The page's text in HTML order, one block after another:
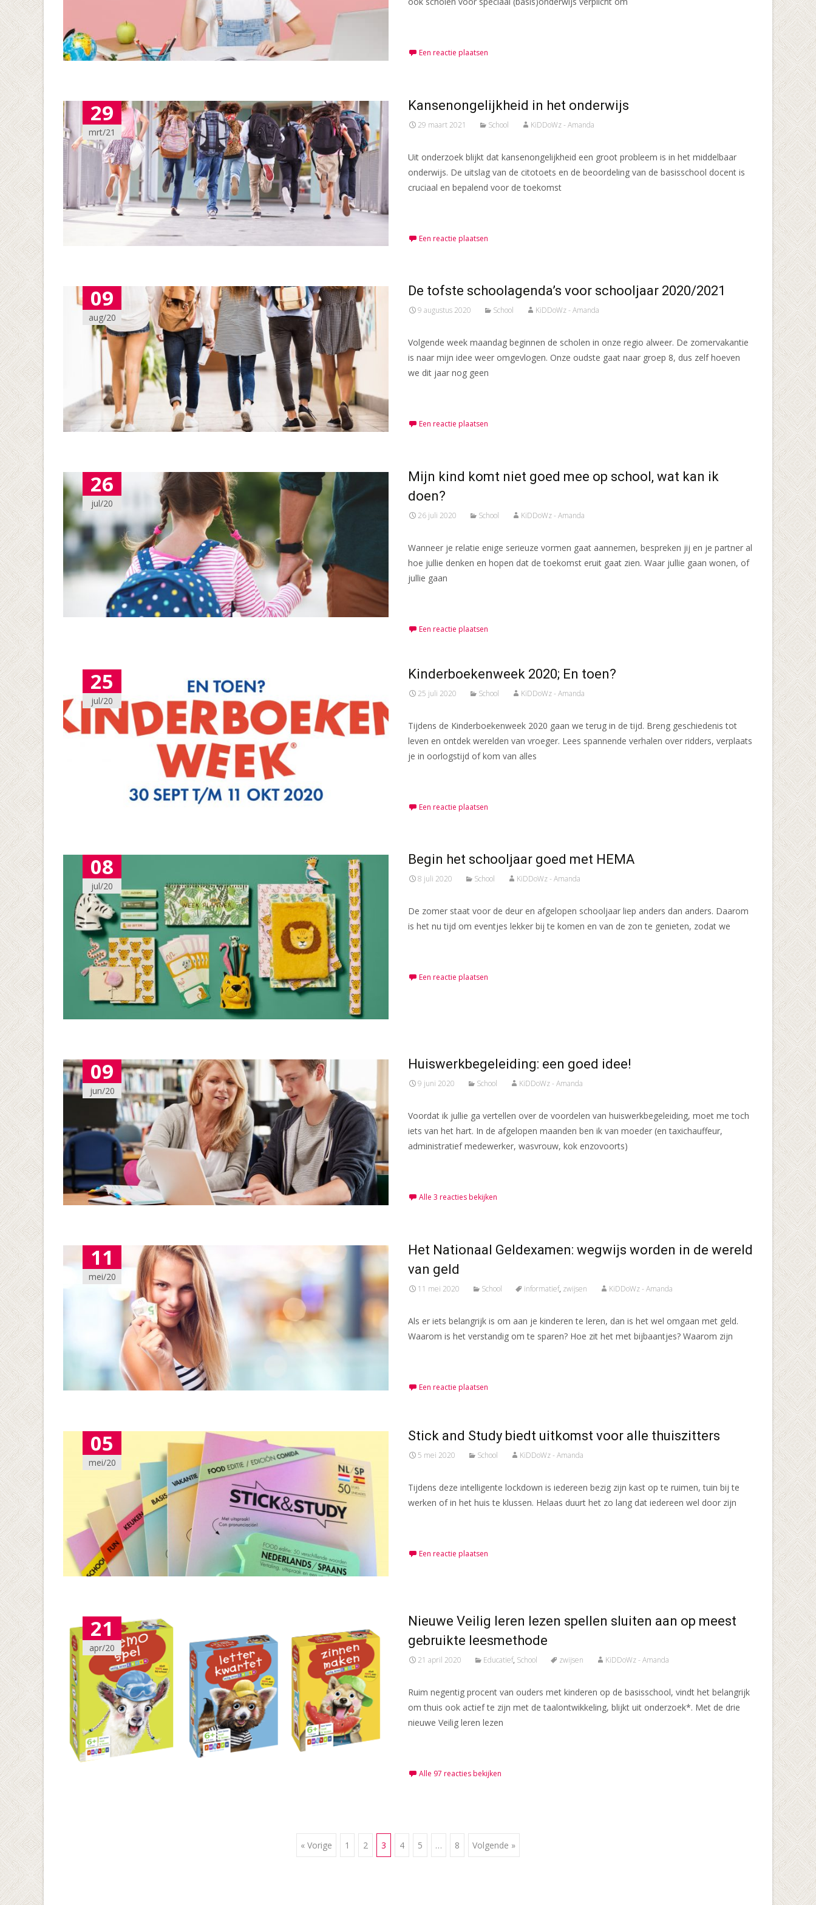
Een reactie plaatsen
29
mrt/21
Kansenongelijkheid in het onderwijs
29 maart 2021 School KiDDoWz - Amanda
Uit onderzoek blijkt dat kansenongelijkheid een groot probleem is in het middelbaar
onderwijs. De uitslag van de citotoets en de beoordeling van de basisschool docent is
cruciaal en bepalend voor de toekomst
Een reactie plaatsen
09
aug/20
De tofste schoolagenda’s voor schooljaar 2020/2021
9 augustus 2020 School KiDDoWz - Amanda
Volgende week maandag beginnen de scholen in onze regio alweer. De zomervakantie
is naar mijn idee weer omgevlogen. Onze oudste gaat naar groep 8, dus zelf hoeven
we dit jaar nog geen
Een reactie plaatsen
26
jul/20
Mijn kind komt niet goed mee op school, wat kan ik
doen?
26 juli 2020 School KiDDoWz - Amanda
Wanneer je relatie enige serieuze vormen gaat aannemen, bespreken jij en je partner al
hoe jullie denken en hopen dat de toekomst eruit gaat zien. Waar jullie gaan wonen, of
jullie gaan
Een reactie plaatsen
25
jul/20
Kinderboekenweek 2020; En toen?
25 juli 2020 School KiDDoWz - Amanda
Tijdens de Kinderboekenweek 2020 gaan we terug in de tijd. Breng geschiedenis tot
leven en ontdek werelden van vroeger. Lees spannende verhalen over ridders, verplaats
je in oorlogstijd of kom van alles
Een reactie plaatsen
08
jul/20
Begin het schooljaar goed met HEMA
8 juli 2020 School KiDDoWz - Amanda
De zomer staat voor de deur en afgelopen schooljaar liep anders dan anders. Daarom
is het nu tijd om eventjes lekker bij te komen en van de zon te genieten, zodat we
Een reactie plaatsen
09
jun/20
Huiswerkbegeleiding: een goed idee!
9 juni 2020 School KiDDoWz - Amanda
Voordat ik jullie ga vertellen over de voordelen van huiswerkbegeleiding, moet me toch
iets van het hart. In de afgelopen maanden ben ik van moeder (en taxichauffeur,
administratief medewerker, wasvrouw, kok enzovoorts)
Alle 3 reacties bekijken
11
mei/20
Het Nationaal Geldexamen: wegwijs worden in de wereld
van geld
11 mei 2020 School informatief, zwijsen KiDDoWz - Amanda
Als er iets belangrijk is om aan je kinderen te leren, dan is het wel omgaan met geld.
Waarom is het verstandig om te sparen? Hoe zit het met bijbaantjes? Waarom zijn
Een reactie plaatsen
05
mei/20
Stick and Study biedt uitkomst voor alle thuiszitters
5 mei 2020 School KiDDoWz - Amanda
Tijdens deze intelligente lockdown is iedereen bezig zijn kast op te ruimen, tuin bij te
werken of in het huis te klussen. Helaas duurt het zo lang dat iedereen wel door zijn
Een reactie plaatsen
21
apr/20
Nieuwe Veilig leren lezen spellen sluiten aan op meest
gebruikte leesmethode
21 april 2020 Educatief, School zwijsen KiDDoWz - Amanda
Ruim negentig procent van ouders met kinderen op de basisschool, vindt het belangrijk
om thuis ook actief te zijn met de taalontwikkeling, blijkt uit onderzoek*. Met de drie
nieuwe Veilig leren lezen
Alle 97 reacties bekijken
« Vorige 1 2 3 4 5 … 8 Volgende »